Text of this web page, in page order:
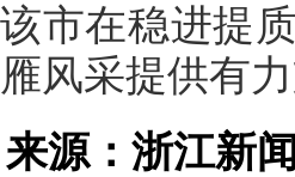
该市在稳进提
雁风采提供有力
来源：浙江